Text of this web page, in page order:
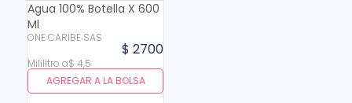
Agua 100% Botella X 600
Ml
ONE CARIBE SAS
$ 2700
Mililitro a$ 4,5
AGREGAR A LA BOLSA